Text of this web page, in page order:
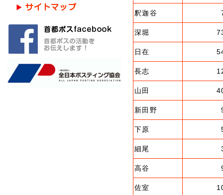
釈迦谷
深堀
日在
長志
山田
新田野
下原
細尾
高谷
佐室